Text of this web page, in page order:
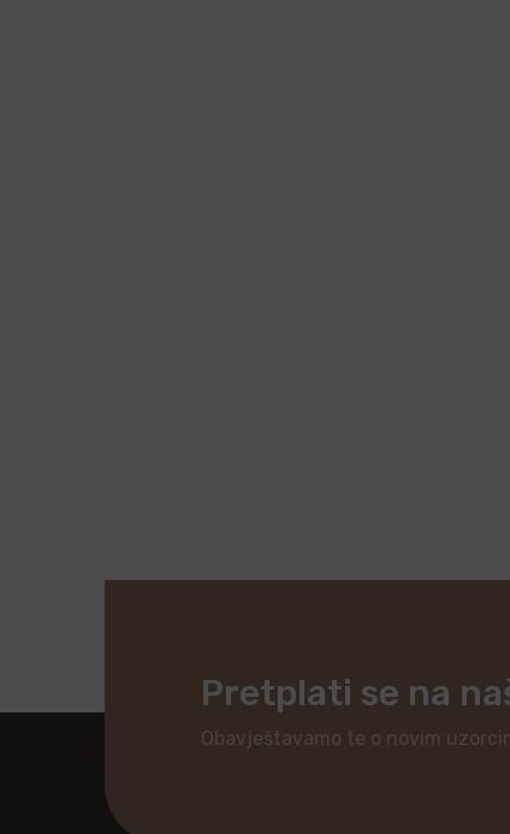
Pretplati se na
Obavještavamo te o novim